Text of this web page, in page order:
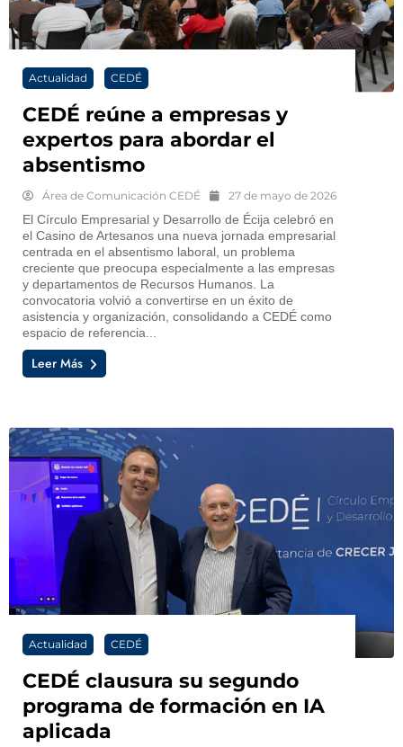
Actualidad CEDÉ
CEDÉ reúne a empresas y
expertos para abordar el
absentismo
Área de Comunicación CEDÉ 27 de mayo de 2026
El Círculo Empresarial y Desarrollo de Écija celebró en
el Casino de Artesanos una nueva jornada empresarial
centrada en el absentismo laboral, un problema
creciente que preocupa especialmente a las empresas
y departamentos de Recursos Humanos. La
convocatoria volvió a convertirse en un éxito de
asistencia y organización, consolidando a CEDÉ como
espacio de referencia...
Leer Más
Actualidad CEDÉ
CEDÉ clausura su segundo
programa de formación en IA
aplicada